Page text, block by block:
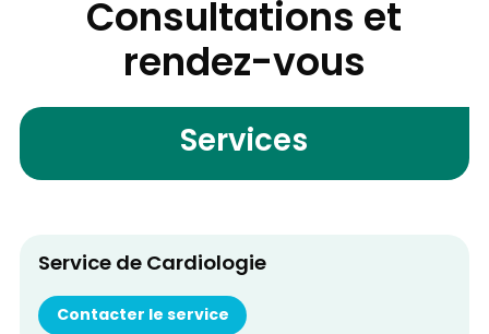
Consultations et
rendez-vous
Services
Service de Cardiologie
Contacter le service